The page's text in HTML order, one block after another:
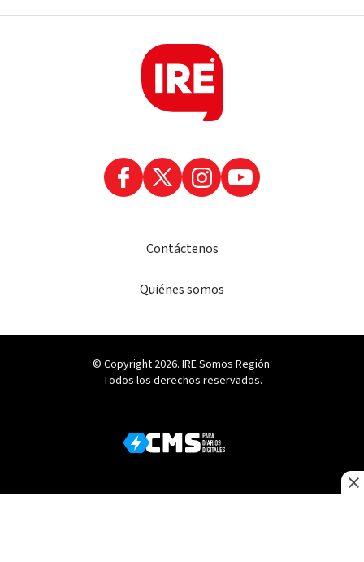
Contáctenos
Quiénes somos
© Copyright 2026. IRE Somos Región.
Todos los derechos reservados.